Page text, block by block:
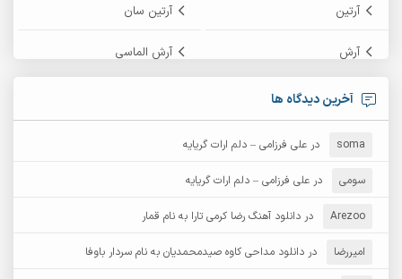
آرتین آرتین سان
آرش آرش الماسی
آرش امامی
آرش دی جی 2
آرش عثمان
آرش مبهم آرش مستشیری
آرش مهرابی آرش نظری
آخرین دیدگاه ها
soma در علی فرزامی – دلم ارات گریایه
سومی در علی فرزامی – دلم ارات گریایه
Arezoo در دانلود آهنگ رضا کرمی تارا به نام قمار
امیررضا در دانلود مداحی کاوه صیدمحمدیان به نام سردار باوفا